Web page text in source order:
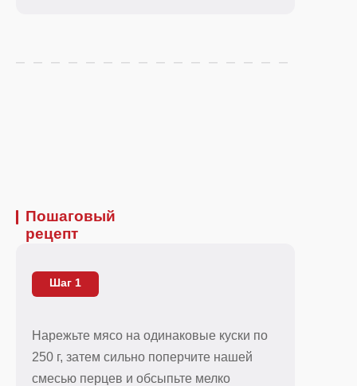
Пошаговый
рецепт
Шаг 1
Нарежьте мясо на одинаковые куски по
250 г, затем сильно поперчите нашей
смесью перцев и обсыпьте мелко